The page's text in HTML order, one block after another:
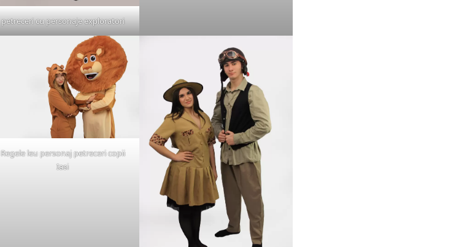
petreceri cu personaje exploratori
Regele leu personaj petreceri copii
Iasi